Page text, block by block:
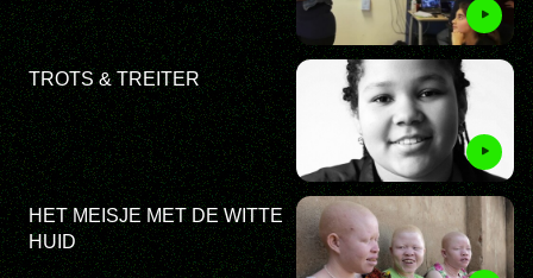
TROTS & TREITER
HET MEISJE MET DE WITTE
HUID